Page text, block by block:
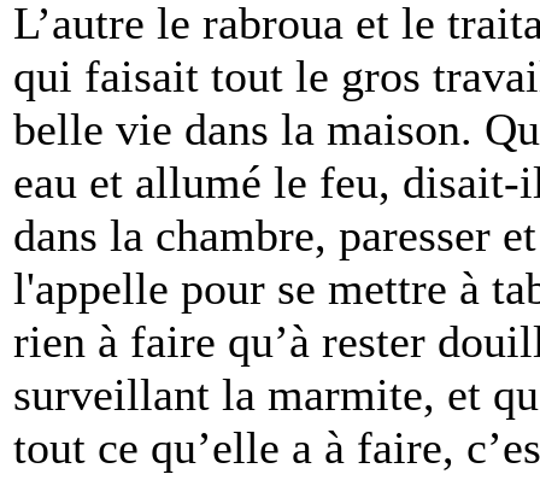
L’autre le rabroua et le
qui faisait tout le gros
belle vie dans la maison.
eau et allumé le feu, disait-
dans la chambre, paresser
l'appelle pour se mettre à
rien à faire qu’à rester
surveillant la marmite, et
tout ce qu’elle a à faire,